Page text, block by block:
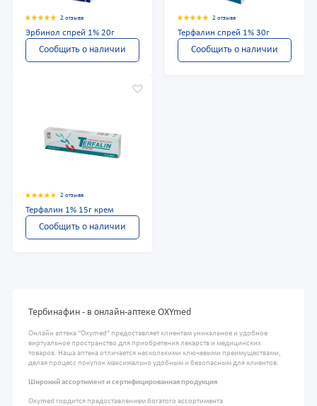
2 отзыва
Эрбинол спрей 1% 20г
Сообщить о наличии
2 отзыва
Терфалин спрей 1% 30г
Сообщить о наличии
2 отзыва
Терфалин 1% 15г крем
Сообщить о наличии
Тербинафин - в онлайн-аптеке OXYmed
Онлайн аптека "Oxymed" предоставляет клиентам уникальное и удобное
виртуальное пространство для приобретения лекарств и медицинских
товаров. Наша аптека отличается несколькими ключевыми преимуществами,
делая процесс покупок максимально удобным и безопасным для клиентов.
Широкий ассортимент и сертифицированная продукция
Oxymed гордится предоставлением богатого ассортимента